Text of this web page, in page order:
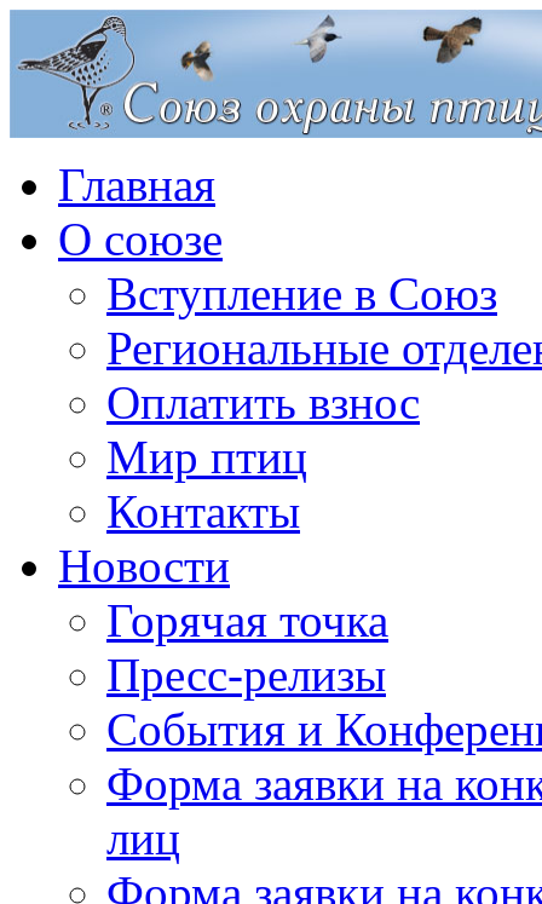
Главная
О союзе
Вступление в Союз
Региональные
Оплатить взнос
Мир птиц
Контакты
Новости
Горячая точка
Пресс-релизы
События и
Форма заявки на
лиц
Форма заявки на